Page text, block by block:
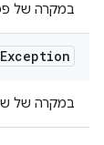
במקרה של
במקרה של